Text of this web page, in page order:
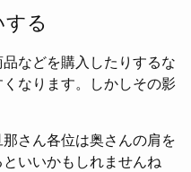
る
などを購入したりするな
なります。しかしその影
さん各位は奥さんの肩を
いいかもしれませんね